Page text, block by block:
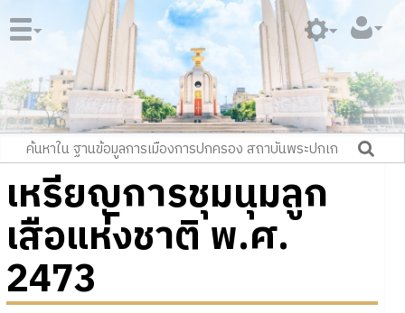
เหรียญการชุมนุมลูก
เสือแห่งชาติ พ.ศ.
2473